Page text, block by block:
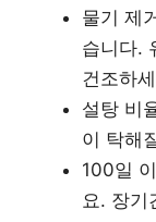
물기 제
습니다.
건조하
설탕 비
이 탁해
100일
요. 장기